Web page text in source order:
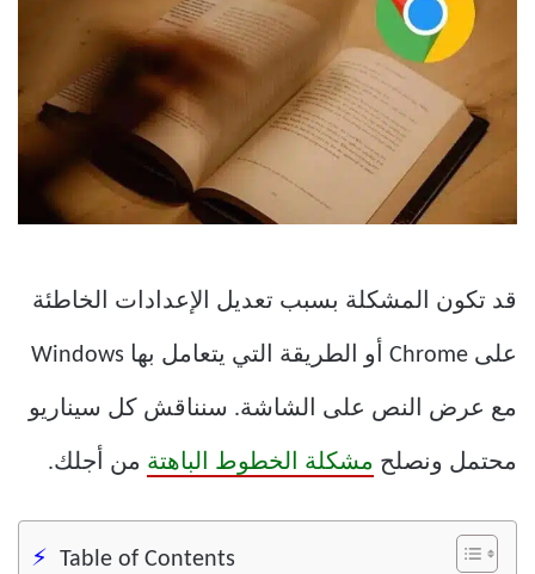
قد تكون المشكلة بسبب تعديل الإعدادات الخاطئة
على Chrome أو الطريقة التي يتعامل بها Windows
مع عرض النص على الشاشة. سنناقش كل سيناريو
محتمل ونصلح مشكلة الخطوط الباهتة من أجلك.
Table of Contents